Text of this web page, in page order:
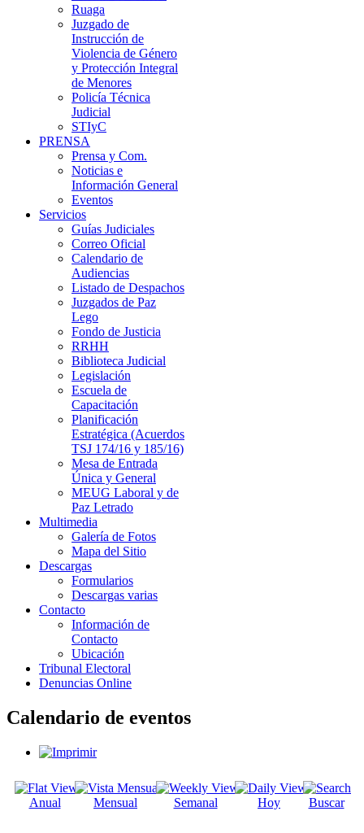
Ruaga
Juzgado de
Instrucción de
Violencia de Género
y Protección Integral
de Menores
Policía Técnica
Judicial
STIyC
PRENSA
Prensa y Com.
Noticias e
Información General
Eventos
Servicios
Guías Judiciales
Correo Oficial
Calendario de
Audiencias
Listado de Despachos
Juzgados de Paz
Lego
Fondo de Justicia
RRHH
Biblioteca Judicial
Legislación
Escuela de
Capacitación
Planificación
Estratégica (Acuerdos
TSJ 174/16 y 185/16)
Mesa de Entrada
Única y General
MEUG Laboral y de
Paz Letrado
Multimedia
Galería de Fotos
Mapa del Sitio
Descargas
Formularios
Descargas varias
Contacto
Información de
Contacto
Ubicación
Tribunal Electoral
Denuncias Online
Calendario de eventos
Anual Mensual Semanal Hoy Buscar